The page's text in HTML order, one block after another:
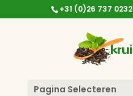
+31 (0)26 737 0232
Pagina Selecteren